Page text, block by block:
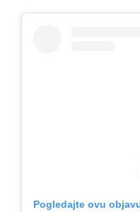
Pogledajte ovu